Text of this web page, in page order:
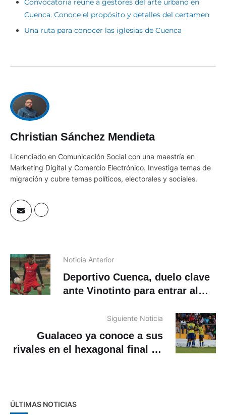
Una ruta para conocer las iglesias de Cuenca
Christian Sánchez Mendieta
Licenciado en Comunicación Social con una maestría en
Marketing Digital y Comercio Electrónico. Investiga temas de
migración y cubre temas políticos, electorales y sociales.
Deportivo Cuenca, duelo clave
ante Vinotinto para entrar al
hexagonal
Gualaceo ya conoce a sus
rivales en el hexagonal final de
la Serie B